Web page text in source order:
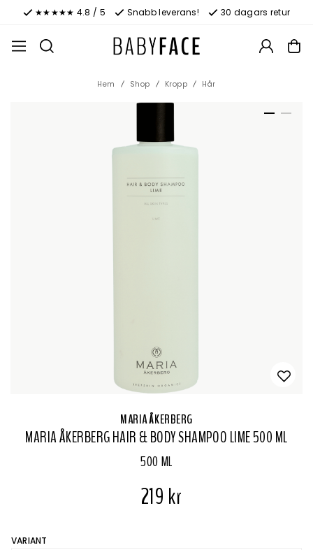
★★★★★ 4.8 / 5 Snabb leverans! 30 dagars retur
Hem Shop Kropp Hår
MARIA ÅKERBERG
MARIA ÅKERBERG HAIR & BODY SHAMPOO LIME 500 ML
500 ML
219 kr
VARIANT